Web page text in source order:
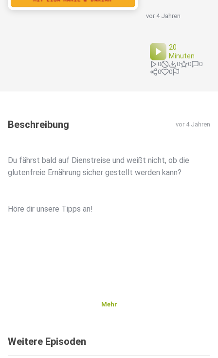
vor 4 Jahren
20
Minuten
0 0 0
0
0
0
Beschreibung vor 4 Jahren
Du fährst bald auf Dienstreise und weißt nicht, ob die
glutenfreie Ernährung sicher gestellt werden kann?
Höre dir unsere Tipps an!
Mehr
Weitere Episoden